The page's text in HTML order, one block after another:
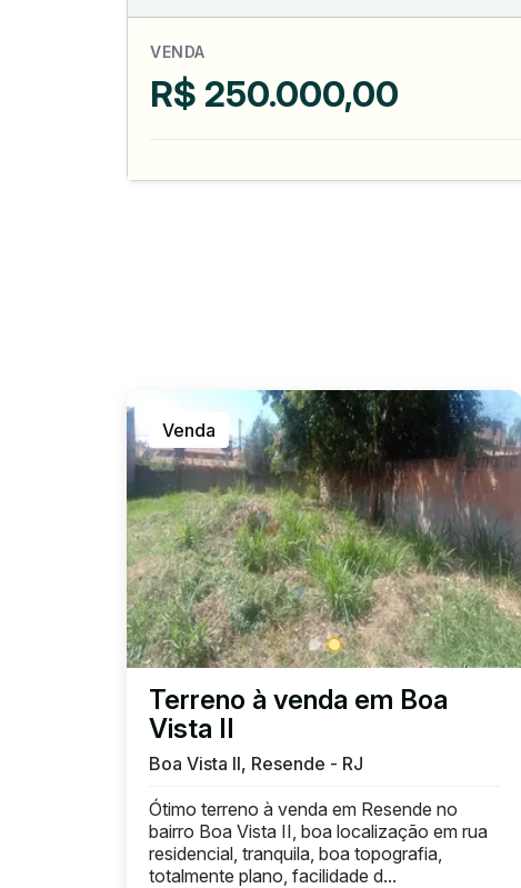
VENDA
R$ 250.000,00
Venda
Terreno à venda em Boa
Vista II
Boa Vista II, Resende - RJ
Ótimo terreno à venda em Resende no
bairro Boa Vista II, boa localização em rua
residencial, tranquila, boa topografia,
totalmente plano, facilidade d...